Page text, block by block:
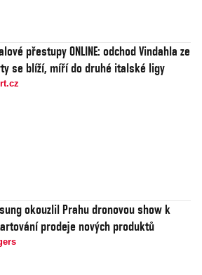
přestupy ONLINE: odchod Vindahla ze
se blíží, míří do druhé italské ligy
okouzlil Prahu dronovou show k
prodeje nových produktů